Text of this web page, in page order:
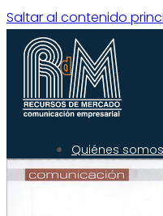
Saltar al contenido
Quiénes somos
Qué hacemos